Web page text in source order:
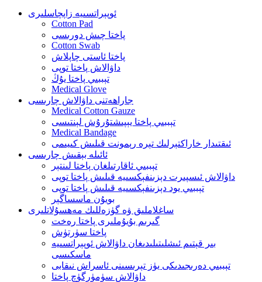
ئوپېراتسىيە زاپچاسلىرى
Cotton Pad
پاختا چىش دورىسى
Cotton Swab
پاختا ئاستى چاپلاش
داۋالاش پاختا توپى
تېببىي پاختا يۇڭ
Medical Glove
جاراھەتنى داۋالاش چارىسى
Medical Cotton Gauze
تېببىي پاختا يېپىشتۇرۇش لېنتىسى
Medical Bandage
ئىقتىدار خاراكتېرلىك تېرە رېمونت قىلىش كىيىمى
ئائىلە بېقىش چارىسى
تېببىي ئاقارتىلغان پاختا لىنتېر
داۋالاش ئىسپىرت دېزىنفېكسىيە قىلىش پاختا توپى
تېببىي يود دېزىنفېكسىيە قىلىش پاختا توپى
بويۇن ماسساگېر
ساغلاملىق ۋە گۈزەللىك مەھسۇلاتلىرى
گىرىم بۇيۇملىرى پاختا رەخت
پاختا سۈرتۈش
بىر قېتىم ئىشلىتىلىدىغان داۋالاش ئوپېراتسىيە
ماسكىسى
تېببىي دەرىجىدىكى يۈز تېرىسىنى ئاسراش نىقابى
داۋالاش سۈمۈرگۈچ پاختا